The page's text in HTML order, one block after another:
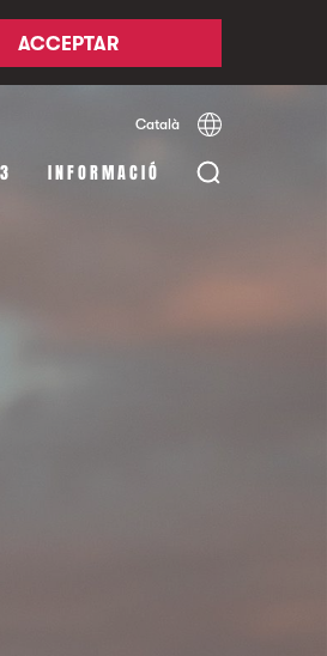
ACCEPTAR
Català Español
INFORMACIÓ